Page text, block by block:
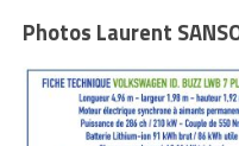
Photos Laurent